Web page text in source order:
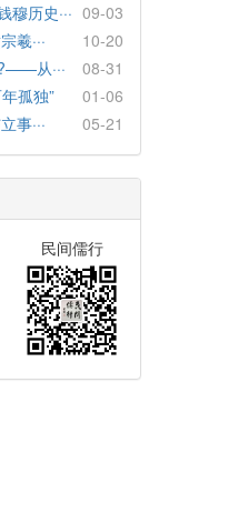
历史··· 09-03
羲···
10-20
从···
08-31
孤独”
01-06
事···
05-21
民间儒行